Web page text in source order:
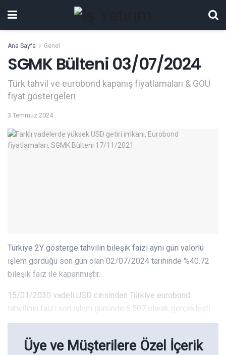
Ana Sayfa Genel
SGMK Bülteni 03/07/2024
Türk tahvil ve eurobond kapanış fiyatlamaları & GOÜ
fiyat göstergeleri
3 Temmuz 2024
Türkiye 2Y gösterge tahvilin bileşik faizi aynı gün valörlü
işlem gördüğü son gün olan 02/07/2024 tarihinde %40.72
bileşik faiz ile kapanmıştır.
15/01/2030 vadeli USD cinsinden Türkiye eurobond
tahvilinin faizi son işlem gününde 6.507 olarak gerçekleşti.
Üye ve Müşterilere Özel İçerik